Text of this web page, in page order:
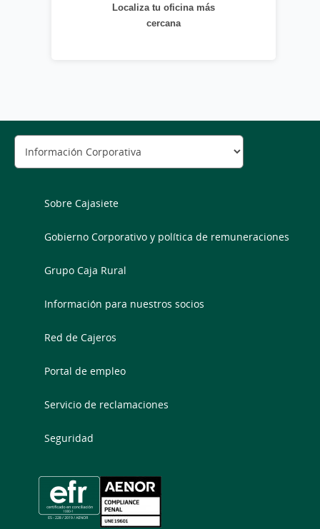
Localiza tu oficina más
cercana
Sobre Cajasiete
Gobierno Corporativo y política de remuneraciones
Grupo Caja Rural
Información para nuestros socios
Red de Cajeros
Portal de empleo
Servicio de reclamaciones
Seguridad